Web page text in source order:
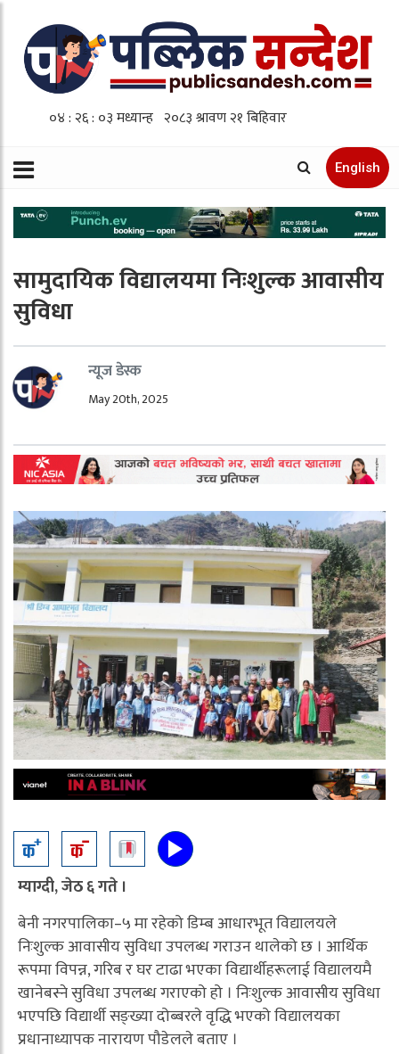
English
सामुदायिक विद्यालयमा निःशुल्क आवासीय
सुविधा
न्यूज डेस्क
May 20th, 2025
म्याग्दी, जेठ ६ गते ।
बेनी नगरपालिका–५ मा रहेको डिम्ब आधारभूत विद्यालयले
निःशुल्क आवासीय सुविधा उपलब्ध गराउन थालेको छ । आर्थिक
रूपमा विपन्न, गरिब र घर टाढा भएका विद्यार्थीहरूलाई विद्यालयमै
खानेबस्ने सुविधा उपलब्ध गराएको हो । निःशुल्क आवासीय सुविधा
भएपछि विद्यार्थी सङ्ख्या दोब्बरले वृद्धि भएको विद्यालयका
प्रधानाध्यापक नारायण पौडेलले बताए ।